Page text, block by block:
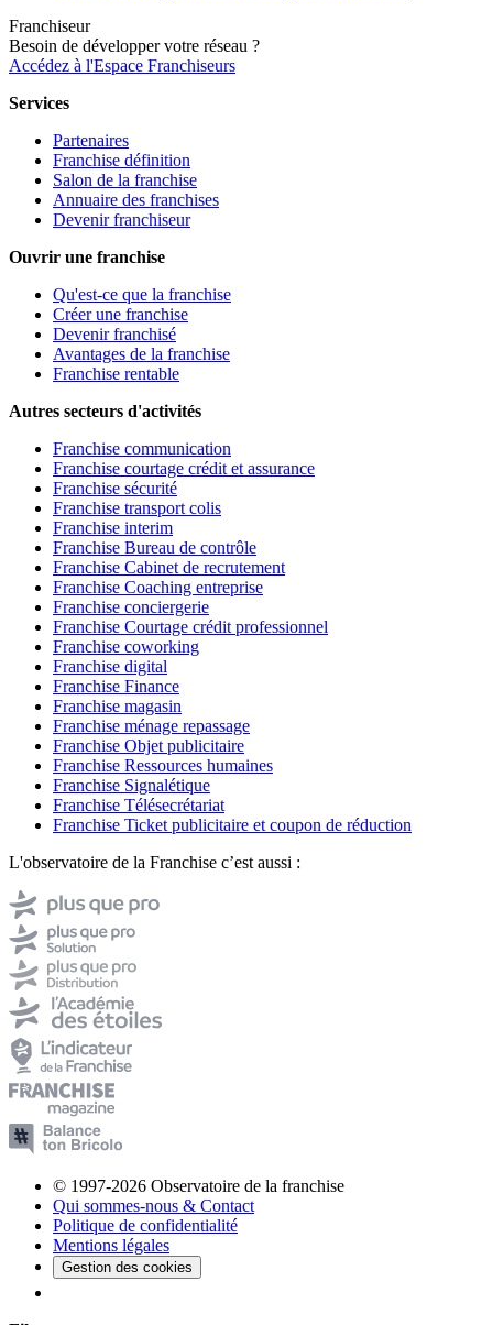
Franchiseur
Besoin de développer votre réseau ?
Accédez à l'Espace Franchiseurs
Services
Partenaires
Franchise définition
Salon de la franchise
Annuaire des franchises
Devenir franchiseur
Ouvrir une franchise
Qu'est-ce que la franchise
Créer une franchise
Devenir franchisé
Avantages de la franchise
Franchise rentable
Autres secteurs d'activités
Franchise communication
Franchise courtage crédit et assurance
Franchise sécurité
Franchise transport colis
Franchise interim
Franchise Bureau de contrôle
Franchise Cabinet de recrutement
Franchise Coaching entreprise
Franchise conciergerie
Franchise Courtage crédit professionnel
Franchise coworking
Franchise digital
Franchise Finance
Franchise magasin
Franchise ménage repassage
Franchise Objet publicitaire
Franchise Ressources humaines
Franchise Signalétique
Franchise Télésecrétariat
Franchise Ticket publicitaire et coupon de réduction
L'observatoire de la Franchise c’est aussi :
© 1997-2026 Observatoire de la franchise
Qui sommes-nous & Contact
Politique de confidentialité
Mentions légales
Gestion des cookies